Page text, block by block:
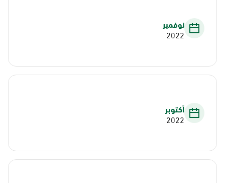
نوفمبر
2022
أكتوبر
2022